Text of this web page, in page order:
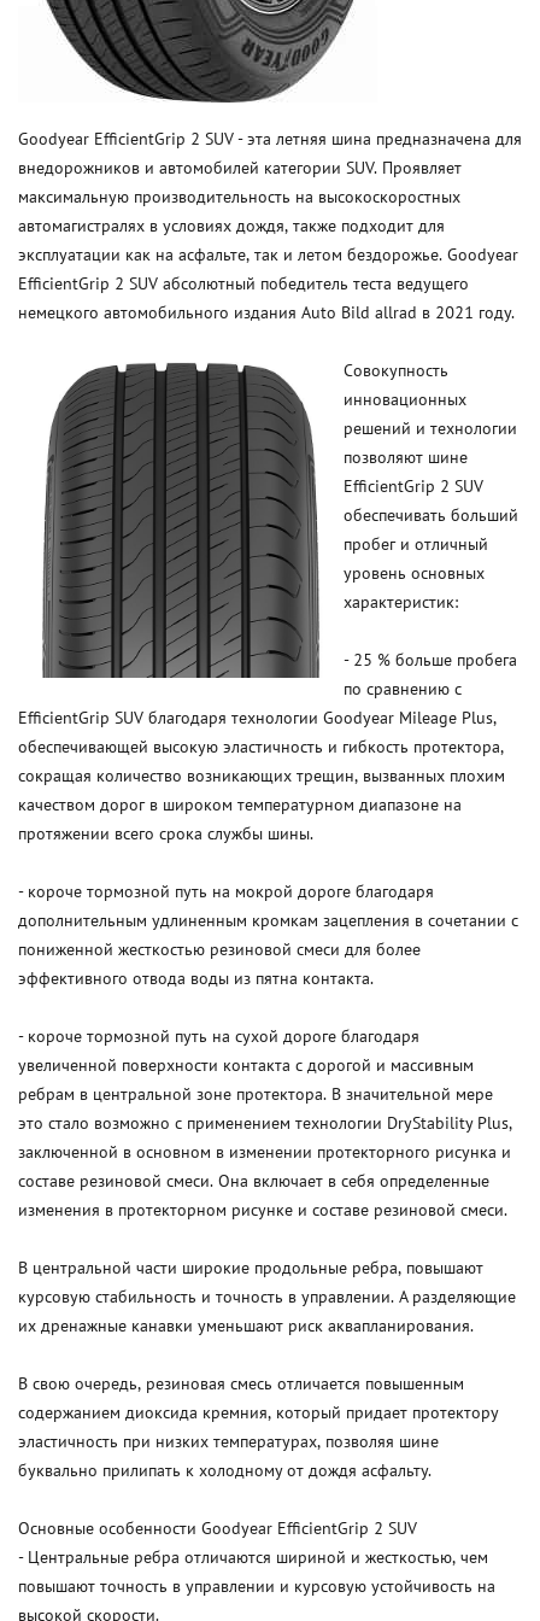
Goodyear EfficientGrip 2 SUV - эта летняя шина предназначена для
внедорожников и автомобилей категории SUV. Проявляет
максимальную производительность на высокоскоростных
автомагистралях в условиях дождя, также подходит для
эксплуатации как на асфальте, так и летом бездорожье. Goodyear
EfficientGrip 2 SUV абсолютный победитель теста ведущего
немецкого автомобильного издания Auto Bild allrad в 2021 году.
Совокупность
инновационных
решений и технологии
позволяют шине
EfficientGrip 2 SUV
обеспечивать больший
пробег и отличный
уровень основных
характеристик:
- 25 % больше пробега
по сравнению с
EfficientGrip SUV благодаря технологии Goodyear Mileage Plus,
обеспечивающей высокую эластичность и гибкость протектора,
сокращая количество возникающих трещин, вызванных плохим
качеством дорог в широком температурном диапазоне на
протяжении всего срока службы шины.
- короче тормозной путь на мокрой дороге благодаря
дополнительным удлиненным кромкам зацепления в сочетании с
пониженной жесткостью резиновой смеси для более
эффективного отвода воды из пятна контакта.
- короче тормозной путь на сухой дороге благодаря
увеличенной поверхности контакта с дорогой и массивным
ребрам в центральной зоне протектора. В значительной мере
это стало возможно с применением технологии DryStability Plus,
заключенной в основном в изменении протекторного рисунка и
составе резиновой смеси. Она включает в себя определенные
изменения в протекторном рисунке и составе резиновой смеси.
В центральной части широкие продольные ребра, повышают
курсовую стабильность и точность в управлении. А разделяющие
их дренажные канавки уменьшают риск аквапланирования.
В свою очередь, резиновая смесь отличается повышенным
содержанием диоксида кремния, который придает протектору
эластичность при низких температурах, позволяя шине
буквально прилипать к холодному от дождя асфальту.
Основные особенности Goodyear EfficientGrip 2 SUV
- Центральные ребра отличаются шириной и жесткостью, чем
повышают точность в управлении и курсовую устойчивость на
высокой скорости.